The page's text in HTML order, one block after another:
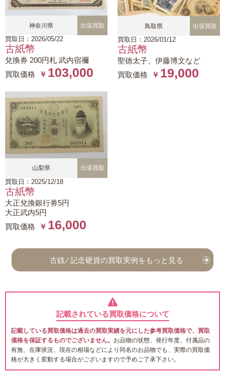
神奈川県 出張買取
買取日：2026/05/22
古紙幣
兌換券 200円札 武内宿禰
買取価格
￥ 103,000
鳥取県 出張買取
買取日：2026/01/12
古紙幣
聖徳太子、伊藤博文など
買取価格
￥ 19,000
山梨県 出張買取
買取日：2025/12/18
古紙幣
大正兌換銀行券5円
大正武内5円
買取価格
￥ 16,000
古銭 ⁄ 記念硬貨の買取実例をもっと見る
記載されている買取価格について
記載している買取価格は過去の買取実績を元にした参考買取価格で、買取
価格を保証するものでございません。 お品物の状態、発行年度、付属品の
有無、在庫状況、現在の相場などにより同名のお品物でも、実際の買取価
格が大きく変動する場合がございますので予めご了承下さい。